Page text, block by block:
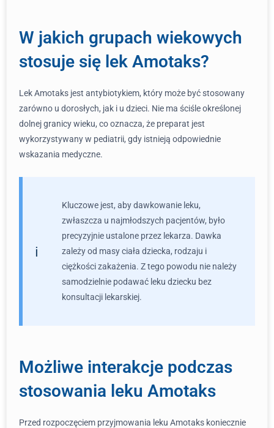
W jakich grupach wiekowych
stosuje się lek Amotaks?
Lek Amotaks jest antybiotykiem, który może być stosowany
zarówno u dorosłych, jak i u dzieci. Nie ma ściśle określonej
dolnej granicy wieku, co oznacza, że preparat jest
wykorzystywany w pediatrii, gdy istnieją odpowiednie
wskazania medyczne.
Kluczowe jest, aby dawkowanie leku,
zwłaszcza u najmłodszych pacjentów, było
precyzyjnie ustalone przez lekarza. Dawka
zależy od masy ciała dziecka, rodzaju i
ciężkości zakażenia. Z tego powodu nie należy
samodzielnie podawać leku dziecku bez
konsultacji lekarskiej.
Możliwe interakcje podczas
stosowania leku Amotaks
Przed rozpoczęciem przyjmowania leku Amotaks koniecznie